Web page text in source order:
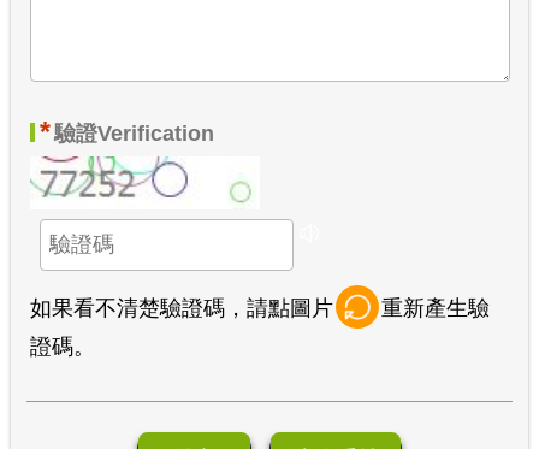
*驗證Verification
如果看不清楚驗證碼，請點圖片
重新產生驗
證碼。